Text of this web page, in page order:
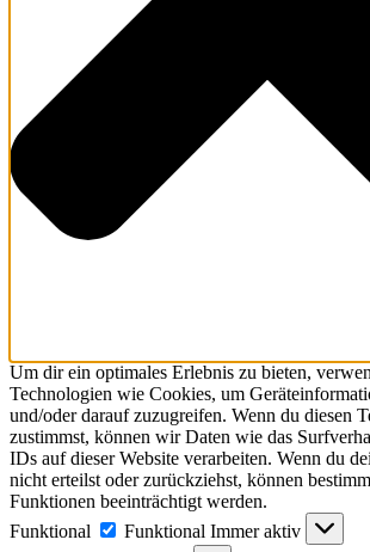
Um dir ein optimales Erlebnis zu bieten,
Technologien wie Cookies, um
und/oder darauf zuzugreifen. Wenn du diesen
zustimmst, können wir Daten wie das
IDs auf dieser Website verarbeiten. Wenn du
nicht erteilst oder zurückziehst, können
Funktionen beeinträchtigt werden.
Funktional
Funktional Immer aktiv